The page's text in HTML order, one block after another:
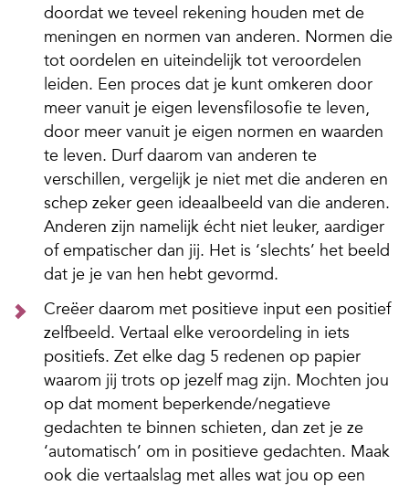
doordat we teveel rekening houden met de
meningen en normen van anderen. Normen die
tot oordelen en uiteindelijk tot veroordelen
leiden. Een proces dat je kunt omkeren door
meer vanuit je eigen levensfilosofie te leven,
door meer vanuit je eigen normen en waarden
te leven. Durf daarom van anderen te
verschillen, vergelijk je niet met die anderen en
schep zeker geen ideaalbeeld van die anderen.
Anderen zijn namelijk écht niet leuker, aardiger
of empatischer dan jij. Het is ‘slechts’ het beeld
dat je je van hen hebt gevormd.
Creëer daarom met positieve input een positief
zelfbeeld. Vertaal elke veroordeling in iets
positiefs. Zet elke dag 5 redenen op papier
waarom jij trots op jezelf mag zijn. Mochten jou
op dat moment beperkende/negatieve
gedachten te binnen schieten, dan zet je ze
‘automatisch’ om in positieve gedachten. Maak
ook die vertaalslag met alles wat jou op een